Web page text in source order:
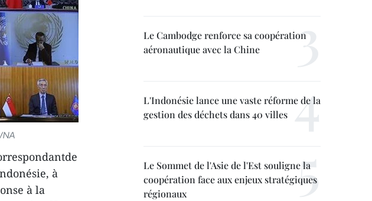
à
à la
Le Cambodge renforce sa coopération
aéronautique avec la Chine
L'Indonésie lance une vaste réforme de la
gestion des déchets dans 40 villes
Le Sommet de l'Asie de l'Est souligne la
coopération face aux enjeux stratégiques
régionaux